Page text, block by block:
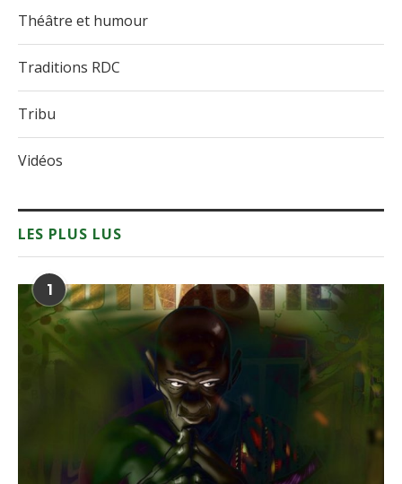
Théâtre et humour
Traditions RDC
Tribu
Vidéos
LES PLUS LUS
1